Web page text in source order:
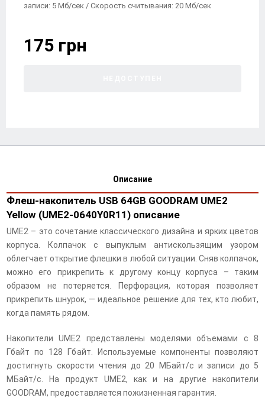
записи: 5 Мб/сек / Скорость считывания: 20 Мб/сек
175 грн
Описание
Флеш-накопитель USB 64GB GOODRAM UME2
Yellow (UME2-0640Y0R11) описание
UME2 – это сочетание классического дизайна и ярких цветов
корпуса. Колпачок с выпуклым антискользящим узором
облегчает открытие флешки в любой ситуации. Сняв колпачок,
можно его прикрепить к другому концу корпуса – таким
образом не потеряется. Перфорация, которая позволяет
прикрепить шнурок, — идеальное решение для тех, кто любит,
когда память рядом.
Накопители UME2 представлены моделями объемами с 8
Гбайт по 128 Гбайт. Используемые компоненты позволяют
достигнуть скорости чтения до 20 МБайт/с и записи до 5
МБайт/с. На продукт UME2, как и на другие накопители
GOODRAM, предоставляется пожизненная гарантия.